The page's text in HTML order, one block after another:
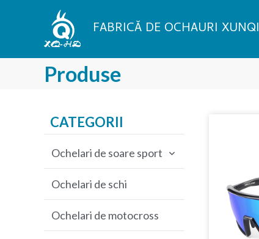
FABRICĂ DE OCHAURI XUNQI
Produse
CATEGORII
Ochelari de soare sport
Ochelari de soare pentru
ciclism
Ochelari de soare de
Ochelari de schi
Ochelari de motocross